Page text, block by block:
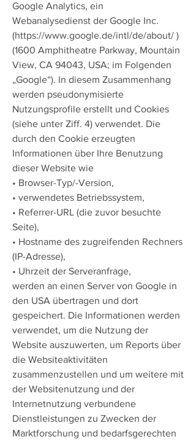
Google Analytics, ein
Webanalysedienst der Google Inc.
(https://www.google.de/intl/de/about/ )
(1600 Amphitheatre Parkway, Mountain
View, CA 94043, USA; im Folgenden
„Google“). In diesem Zusammenhang
werden pseudonymisierte
Nutzungsprofile erstellt und Cookies
(siehe unter Ziff. 4) verwendet. Die
durch den Cookie erzeugten
Informationen über Ihre Benutzung
dieser Website wie
• Browser-Typ/-Version,
• verwendetes Betriebssystem,
• Referrer-URL (die zuvor besuchte
Seite),
• Hostname des zugreifenden Rechners
(IP-Adresse),
• Uhrzeit der Serveranfrage,
werden an einen Server von Google in
den USA übertragen und dort
gespeichert. Die Informationen werden
verwendet, um die Nutzung der
Website auszuwerten, um Reports über
die Websiteaktivitäten
zusammenzustellen und um weitere mit
der Websitenutzung und der
Internetnutzung verbundene
Dienstleistungen zu Zwecken der
Marktforschung und bedarfsgerechten